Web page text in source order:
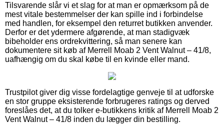
Tilsvarende slår vi et slag for at man er opmærksom på de
mest vitale bestemmelser der kan spille ind i forbindelse
med handlen, for eksempel den returret butikken anvender.
Derfor er det ydermere afgørende, at man stadigvæk
bibeholder ens ordrekvittering, så man senere kan
dokumentere sit køb af Merrell Moab 2 Vent Walnut – 41/8,
uafhængig om du skal købe til en kvinde eller mand.
Trustpilot giver dig visse fordelagtige genveje til at udforske
en stor gruppe eksisterende forbrugeres ratings og derved
foreslåes det, at du tolker e-butikkens kritik af Merrell Moab 2
Vent Walnut – 41/8 inden du lægger din bestilling.